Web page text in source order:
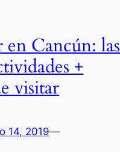
en Cancún: las
+
visitar
14, 2019—